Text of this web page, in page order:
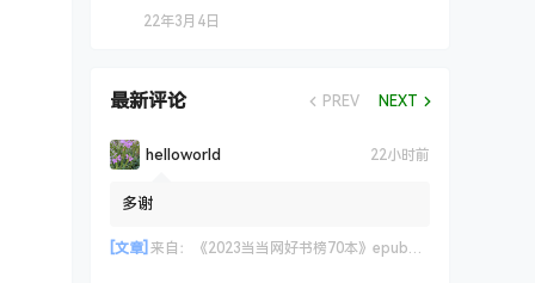
22年3月4日
最新评论 PREV NEXT
helloworld 22小时前
多谢
[文章] 来自： 《2023当当网好书榜70本》epub+azw3+mobi格式